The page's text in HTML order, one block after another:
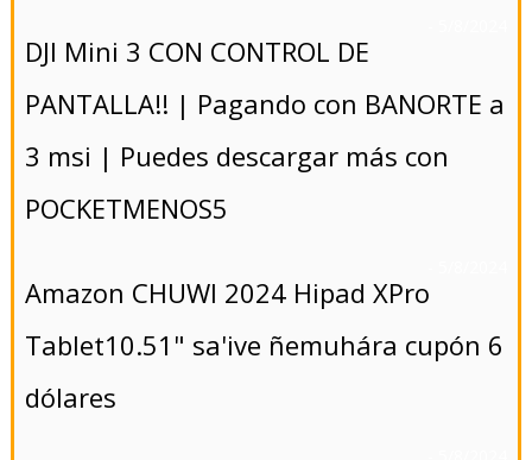
DJI Mini 3 CON CONTROL DE
PANTALLA!! | Pagando con BANORTE a
3 msi | Puedes descargar más con
POCKETMENOS5
Amazon CHUWI 2024 Hipad XPro
Tablet10.51" sa'ive ñemuhára cupón 6
dólares